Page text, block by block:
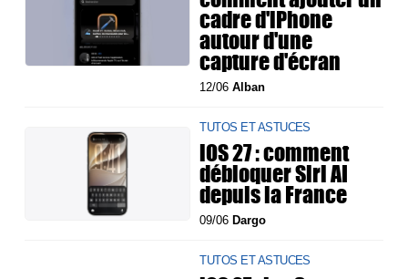
cadre d'iPhone
autour d'une
capture d'écran
12/06Alban
TUTOS ET ASTUCES
iOS 27 : comment
débloquer Siri AI
depuis la France
09/06 Dargo
TUTOS ET ASTUCES